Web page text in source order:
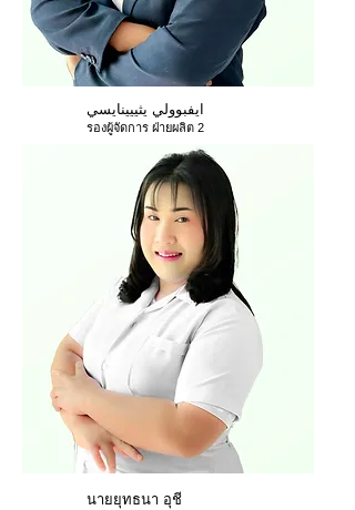
ايفبوولي يثييينايسي
รองผู้จัดการ ฝ่ายผลิต 2
นายยุทธนา อุชี